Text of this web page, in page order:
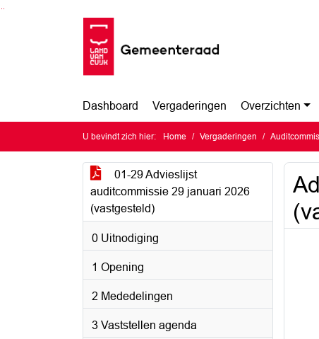
Ga naar de inhoud van deze pagina
Ga naar het zoeken
Ga naar het menu
Dashboard Vergaderingen Overzichten
U bevindt zich hier: Home Vergaderingen
01-29 Advieslijst
auditcommissie 29 januari 2026
(vastgesteld)
0 Uitnodiging
1 Opening
2 Mededelingen
3 Vaststellen agenda